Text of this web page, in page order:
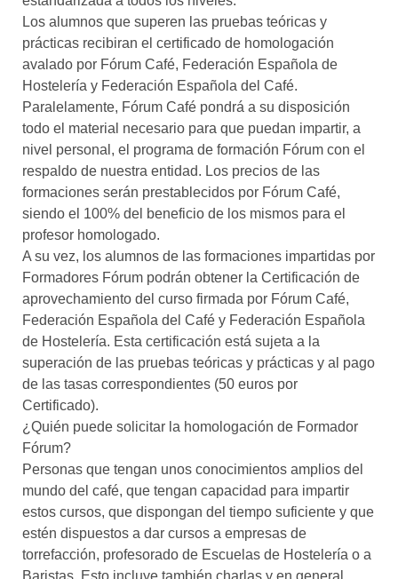
Los alumnos que superen las pruebas teóricas y
prácticas recibiran el certificado de homologación
avalado por Fórum Café, Federación Española de
Hostelería y Federación Española del Café.
Paralelamente, Fórum Café pondrá a su disposición
todo el material necesario para que puedan impartir, a
nivel personal, el programa de formación Fórum con el
respaldo de nuestra entidad. Los precios de las
formaciones serán prestablecidos por Fórum Café,
siendo el 100% del beneficio de los mismos para el
profesor homologado.
A su vez, los alumnos de las formaciones impartidas por
Formadores Fórum podrán obtener la Certificación de
aprovechamiento del curso firmada por Fórum Café,
Federación Española del Café y Federación Española
de Hostelería. Esta certificación está sujeta a la
superación de las pruebas teóricas y prácticas y al pago
de las tasas correspondientes (50 euros por
Certificado).
¿Quién puede solicitar la homologación de Formador
Fórum?
Personas que tengan unos conocimientos amplios del
mundo del café, que tengan capacidad para impartir
estos cursos, que dispongan del tiempo suficiente y que
estén dispuestos a dar cursos a empresas de
torrefacción, profesorado de Escuelas de Hostelería o a
Baristas. Esto incluye también charlas y en general